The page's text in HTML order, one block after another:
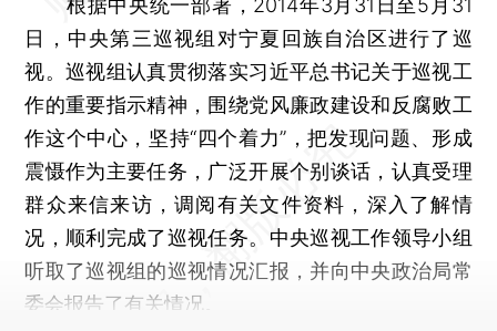
根据中央统一部署，2014年3月31日至5月31
日，中央第三巡视组对宁夏回族自治区进行了巡
视。巡视组认真贯彻落实习近平总书记关于巡视工
作的重要指示精神，围绕党风廉政建设和反腐败工
作这个中心，坚持“四个着力”，把发现问题、形成
震慑作为主要任务，广泛开展个别谈话，认真受理
群众来信来访，调阅有关文件资料，深入了解情
况，顺利完成了巡视任务。中央巡视工作领导小组
听取了巡视组的巡视情况汇报，并向中央政治局常
委会报告了有关情况。